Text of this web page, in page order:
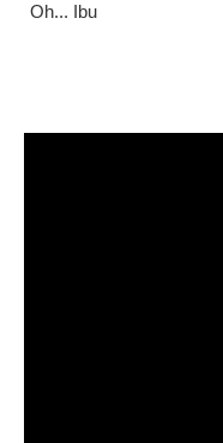
Oh... Ibu